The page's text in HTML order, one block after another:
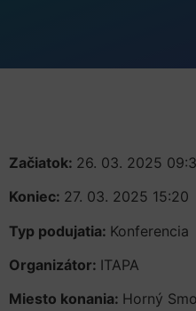
Začiatok: 26. 03. 2025
Koniec: 27. 03. 2025 15:20
Typ podujatia: Konferencia
Organizátor: ITAPA
Miesto konania: Horný